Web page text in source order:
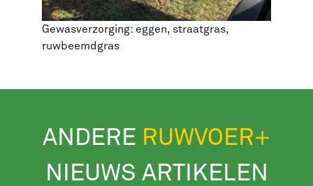
Gewasverzorging: eggen, straatgras,
ruwbeemdgras
ANDERE RUWVOER+
NIEUWS ARTIKELEN